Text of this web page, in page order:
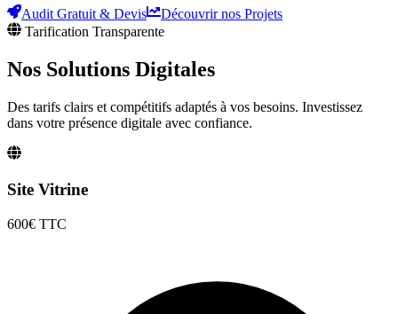
Audit Gratuit & Devis
Découvrir nos Projets
Tarification Transparente
Nos Solutions Digitales
Des tarifs clairs et compétitifs adaptés à vos besoins. Investissez
dans votre présence digitale avec confiance.
Site Vitrine
600€ TTC